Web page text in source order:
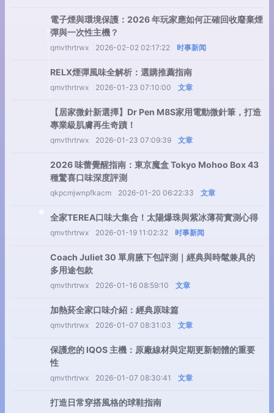
電子煙與環境保護：2026 年玩家應如何正確回收廢棄煙
彈與一次性主機？
qmvthrtrwx 2026-02-02 02:17:22 时事新闻
RELX煙彈風味全解析：選購推薦指南
qmvthrtrwx 2026-01-23 07:10:00 文章
【居家微針新選擇】Dr Pen M8S家用電動微針筆，打造
專業級肌膚再生奇蹟！
qmvthrtrwx 2026-01-23 07:09:39 文章
2026 味蕾覺醒指南：東京魔盒 Tokyo Mohoo Box 43
種驚喜口味深度評測
qkpcmjwnpfkacm 2026-01-20 06:22:33 文章
全家TEREA口味大集合！太陽爆珠與紫冰薄荷實測心得
qmvthrtrwx 2026-01-19 11:02:32 时事新闻
Coach Juliet 30 單肩腋下包評測｜經典與時髦兼具的
多用途包款
qmvthrtrwx 2026-01-16 08:59:10 文章
加熱菸全家口味介紹：經典原味篇
qmvthrtrwx 2026-01-07 08:31:03 文章
保護您的 IQOS 主機：原廠線材與定期更新韌體的重要
性
qmvthrtrwx 2026-01-07 08:30:41 文章
打造日常穿搭風格的球鞋指南